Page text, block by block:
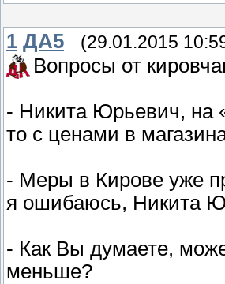
1 ДА5 (29.01.2015
Вопросы от
- Никита Юрьевич, на
то с ценами в
- Меры в Кирове уже
я ошибаюсь, Никита
- Как Вы думаете,
меньше?